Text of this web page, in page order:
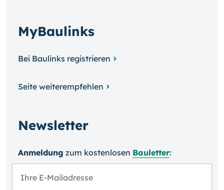
MyBaulinks
Bei Baulinks registrieren
Seite weiterempfehlen
Newsletter
Anmeldung zum kosten­losen Bauletter: